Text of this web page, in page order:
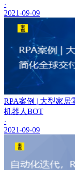
·
2021-09-09
RPA案例 | 大型家居
机器人BOT
·
2021-09-09